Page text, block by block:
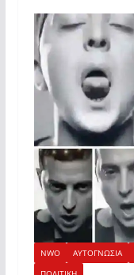
NWO ΑΥΤΟΓΝΩΣΙΑ